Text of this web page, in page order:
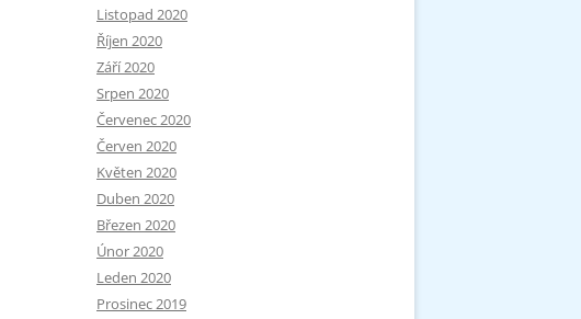
Listopad 2020
Říjen 2020
Září 2020
Srpen 2020
Červenec 2020
Červen 2020
Květen 2020
Duben 2020
Březen 2020
Únor 2020
Leden 2020
Prosinec 2019